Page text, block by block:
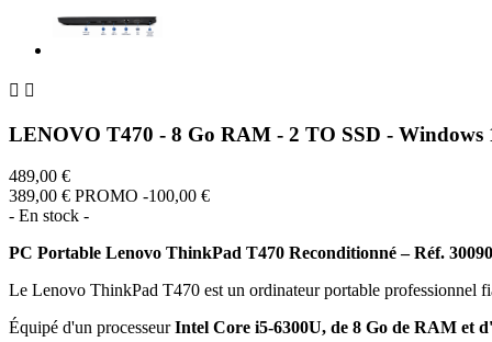
 
LENOVO T470 - 8 Go RAM - 2 TO SSD - Windows
489,00 €
389,00 € PROMO -100,00 €
- En stock -
PC Portable Lenovo ThinkPad T470 Reconditionné – Réf.
Le Lenovo ThinkPad T470 est un ordinateur portable professionnel
Équipé d'un processeurIntel Core i5-6300U, de 8 Go de RAM et